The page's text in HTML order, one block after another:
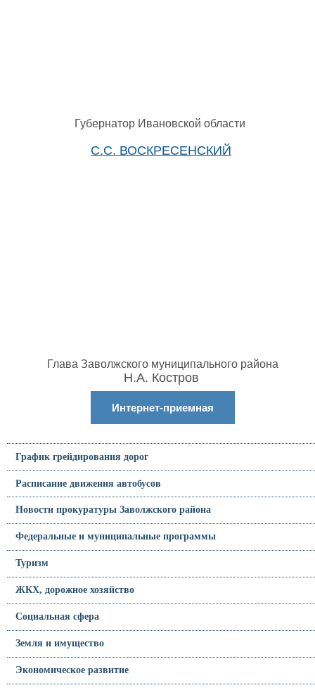
Губернатор Ивановской области
С.С. ВОСКРЕСЕНСКИЙ
Глава Заволжского муниципального района
Н.А. Костров
Интернет-приемная
График грейдирования дорог
Расписание движения автобусов
Новости прокуратуры Заволжского района
Федеральные и муниципальные программы
Туризм
ЖКХ, дорожное хозяйство
Социальная сфера
Земля и имущество
Экономическое развитие